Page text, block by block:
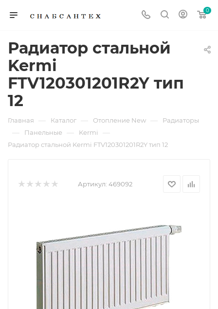
0
Радиатор стальной
Kermi
FTV120301201R2Y тип
12
Главная — Каталог — Отопление New — Радиаторы
— Панельные — Kermi —
Радиатор стальной Kermi FTV120301201R2Y тип 12
Артикул: 469092